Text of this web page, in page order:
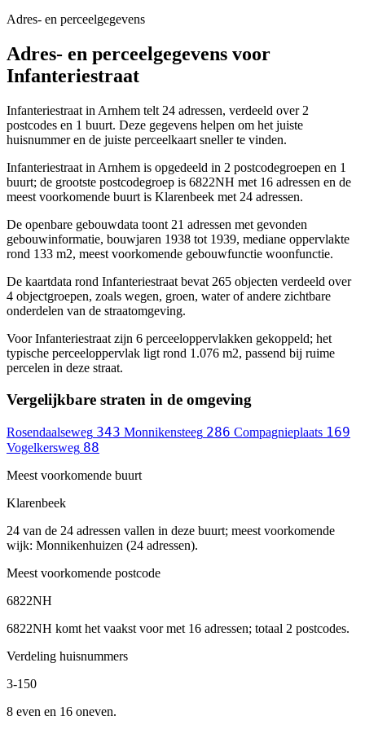
Adres- en perceelgegevens
Adres- en perceelgegevens voor
Infanteriestraat
Infanteriestraat in Arnhem telt 24 adressen, verdeeld over 2
postcodes en 1 buurt. Deze gegevens helpen om het juiste
huisnummer en de juiste perceelkaart sneller te vinden.
Infanteriestraat in Arnhem is opgedeeld in 2 postcodegroepen en 1
buurt; de grootste postcodegroep is 6822NH met 16 adressen en de
meest voorkomende buurt is Klarenbeek met 24 adressen.
De openbare gebouwdata toont 21 adressen met gevonden
gebouwinformatie, bouwjaren 1938 tot 1939, mediane oppervlakte
rond 133 m2, meest voorkomende gebouwfunctie woonfunctie.
De kaartdata rond Infanteriestraat bevat 265 objecten verdeeld over
4 objectgroepen, zoals wegen, groen, water of andere zichtbare
onderdelen van de straatomgeving.
Voor Infanteriestraat zijn 6 perceeloppervlakken gekoppeld; het
typische perceeloppervlak ligt rond 1.076 m2, passend bij ruime
percelen in deze straat.
Vergelijkbare straten in de omgeving
Rosendaalseweg 343 Monnikensteeg 286 Compagnieplaats 169
Vogelkersweg 88
Meest voorkomende buurt
Klarenbeek
24 van de 24 adressen vallen in deze buurt; meest voorkomende
wijk: Monnikenhuizen (24 adressen).
Meest voorkomende postcode
6822NH
6822NH komt het vaakst voor met 16 adressen; totaal 2 postcodes.
Verdeling huisnummers
3-150
8 even en 16 oneven.